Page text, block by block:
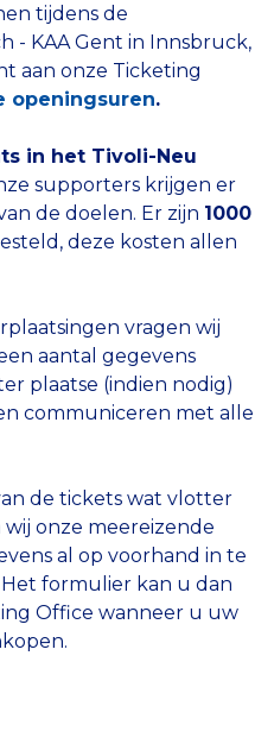
tijdens de
- KAA Gent in Innsbruck,
aan onze Ticketing
openingsuren.
in het Tivoli-Neu
supporters krijgen er
de doelen. Er zijn 1000
deze kosten allen
vragen wij
aantal gegevens
plaatse (indien nodig)
communiceren met alle
de tickets wat vlotter
onze meereizende
al op voorhand in te
Het formulier kan u dan
Office wanneer u uw